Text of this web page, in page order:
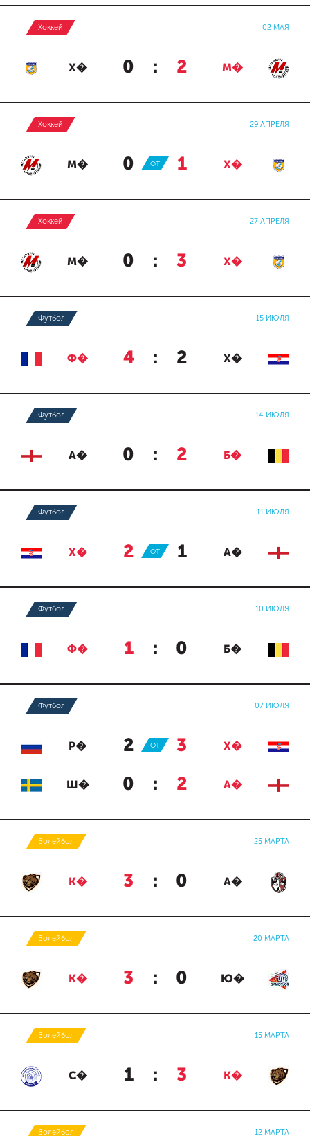
Хоккей 02 МАЯ
Х� 0 : 2 М�
Хоккей 29 АПРЕЛЯ
М� 0 : 1 Х�
ОТ
Хоккей 27 АПРЕЛЯ
М� 0 : 3 Х�
Футбол 15 ИЮЛЯ
Ф� 4 : 2 Х�
Футбол 14 ИЮЛЯ
А� 0 : 2 Б�
Футбол 11 ИЮЛЯ
Х� 2 : 1 А�
ОТ
Футбол 10 ИЮЛЯ
Ф� 1 : 0 Б�
Футбол 07 ИЮЛЯ
Р� 2 : 3 Х�
ОТ
Ш� 0 : 2 А�
Волейбол 25 МАРТА
К� 3 : 0 А�
Волейбол 20 МАРТА
К� 3 : 0 Ю�
Волейбол 15 МАРТА
С� 1 : 3 К�
Волейбол 12 МАРТА